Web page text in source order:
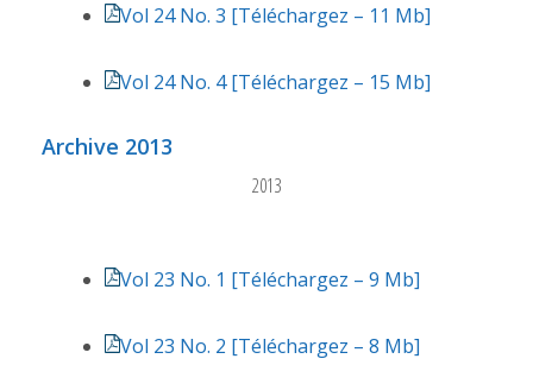
Vol 24 No. 3 [Téléchargez – 11 Mb]
Vol 24 No. 4 [Téléchargez – 15 Mb]
Archive 2013
2013
Vol 23 No. 1 [Téléchargez – 9 Mb]
Vol 23 No. 2 [Téléchargez – 8 Mb]